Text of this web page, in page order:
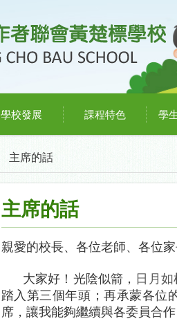
學校發展 課程特色 學
主席的話
主席的話
親愛的校長、各位老師、各位家
大家好！光陰似箭， 日月
踏入第三個年頭；再承蒙各位
席，讓我能夠繼續與各委員合